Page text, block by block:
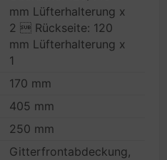
mm Lüfterhalterung x
2  Rückseite: 120
mm Lüfterhalterung x
1
170 mm
405 mm
250 mm
Gitterfrontabdeckung,